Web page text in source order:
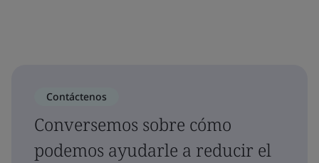
Contáctenos
Conversemos sobre cómo
podemos ayudarle a reducir el